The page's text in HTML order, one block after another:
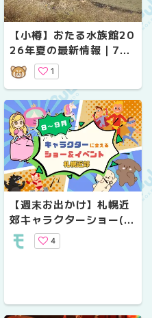
【小樽】おたる水族館20
26年夏の最新情報｜7年
ぶりのトドの赤ちゃん
「大豆」・イルカスプラ
ッシュ・夜の水族館
1
【週末お出かけ】札幌近
郊キャラクターショー(2
026年8月～9月)
4